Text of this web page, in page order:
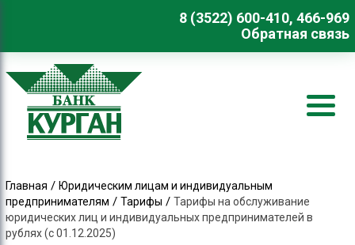
8 (3522) 600-410, 466-969
Обратная связь
Главная / Юридическим лицам и индивидуальным
предпринимателям / Тарифы / Тарифы на обслуживание
юридических лиц и индивидуальных предпринимателей в
рублях (с 01.12.2025)